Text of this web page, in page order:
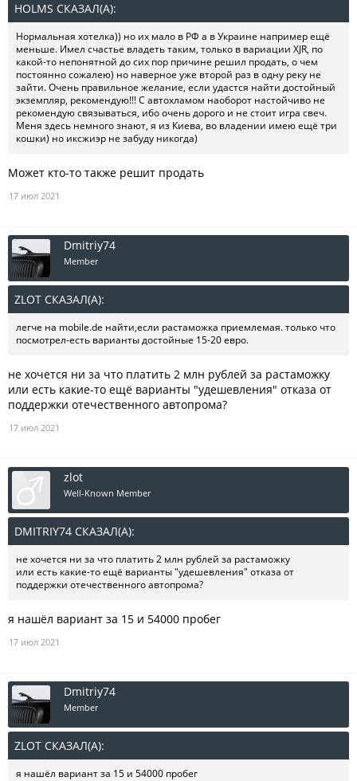
HOLMS СКАЗАЛ(А):
Нормальная хотелка)) но их мало в РФ а в Украине например ещё
меньше. Имел счастье владеть таким, только в вариации XJR, по
какой-то непонятной до сих пор причине решил продать, о чем
постоянно сожалею) но наверное уже второй раз в одну реку не
зайти. Очень правильное желание, если удастся найти достойный
экземпляр, рекомендую!!! С автохламом наоборот настойчиво не
рекомендую связываться, ибо очень дорого и не стоит игра свеч.
Меня здесь немного знают, я из Киева, во владении имею ещё три
кошки) но иксжиэр не забуду никогда)
Может кто-то также решит продать
17 июл 2021
Dmitriy74
Member
ZLOT СКАЗАЛ(А):
легче на mobile.de найти,если растаможка приемлемая. только что
посмотрел-есть варианты достойные 15-20 евро.
не хочется ни за что платить 2 млн рублей за растаможку
или есть какие-то ещё варианты "удешевления" отказа от
поддержки отечественного автопрома?
17 июл 2021
zlot
Well-Known Member
DMITRIY74 СКАЗАЛ(А):
не хочется ни за что платить 2 млн рублей за растаможку
или есть какие-то ещё варианты "удешевления" отказа от
поддержки отечественного автопрома?
я нашёл вариант за 15 и 54000 пробег
17 июл 2021
Dmitriy74
Member
ZLOT СКАЗАЛ(А):
я нашёл вариант за 15 и 54000 пробег